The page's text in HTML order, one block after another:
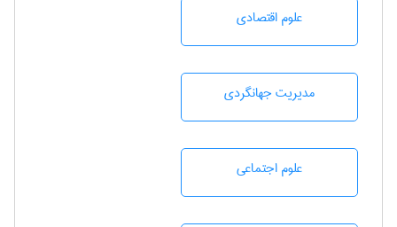
علوم اقتصادی
مديريت جهانگردی
علوم اجتماعی